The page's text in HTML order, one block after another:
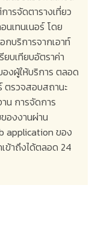
ารจัดตารางเที่ยว
นเทนเนอร์ โดย
กบริการจากเอาท์
บเทียบอัตราค่า
องผู้ให้บริการ ตลอด
ตรวจสอบสถานะ
น การจัดการ
องงานผ่าน
applicationของ
ข้าถึงได้ตลอด 24